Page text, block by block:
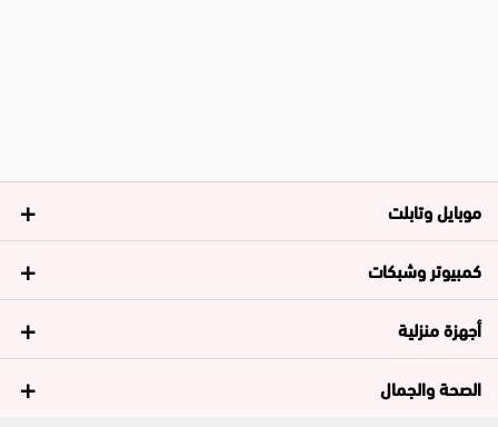
موبايل وتابلت
كمبيوتر وشبكات
أجهزة منزلية
الصحة والجمال